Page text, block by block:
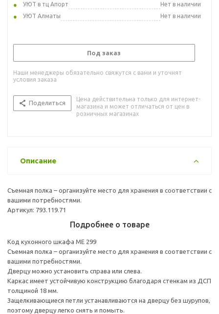
УЮТ в тц Апорт
Нет в наличии
УЮТ Алматы
Нет в наличии
Под заказ
Наши менеджеры обязательно свяжутся с вами и уточнят
условия заказа
Поделиться
Цена действительна только для интернет-
магазина и может отличаться от цен в
розничных магазинах
Описание
Съемная полка – организуйте место для хранения в соответствии с
вашими потребностями.
Артикул: 793.119.71
Подробнее о товаре
Код кухонного шкафа ME 299
Съемная полка – организуйте место для хранения в соответствии с
вашими потребностями.
Дверцу можно установить справа или слева.
Каркас имеет устойчивую конструкцию благодаря стенкам из ДСП
толщиной 18 мм.
Защелкивающиеся петли устанавливаются на дверцу без шурупов,
поэтому дверцу легко снять и помыть.